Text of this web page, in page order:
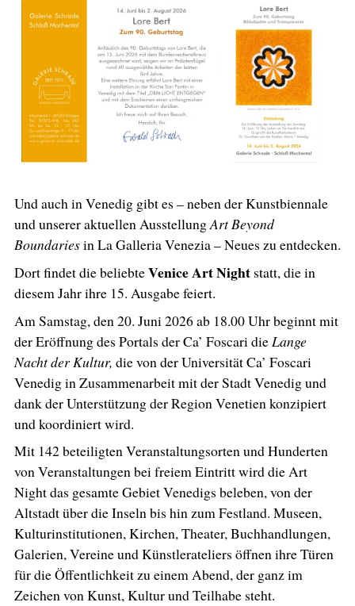
Und auch in Venedig gibt es – neben der Kunstbiennale
und unserer aktuellen AusstellungArt Beyond
Boundariesin La Galleria Venezia – Neues zu entdecken.
Dort findet die beliebteVenice Art Nightstatt, die in
diesem Jahr ihre 15. Ausgabe feiert.
Am Samstag, den 20. Juni 2026 ab 18.00 Uhr beginnt mit
der Eröffnung des Portals der Ca’ Foscari die Lange
Nacht der Kultur, die von der Universität Ca’ Foscari
Venedig in Zusammenarbeit mit der Stadt Venedig und
dank der Unterstützung der Region Venetien konzipiert
und koordiniert wird.
Mit 142 beteiligten Veranstaltungsorten und Hunderten
von Veranstaltungen bei freiem Eintritt wird die Art
Night das gesamte Gebiet Venedigs beleben, von der
Altstadt über die Inseln bis hin zum Festland. Museen,
Kulturinstitutionen, Kirchen, Theater, Buchhandlungen,
Galerien, Vereine und Künstlerateliers öffnen ihre Türen
für die Öffentlichkeit zu einem Abend, der ganz im
Zeichen von Kunst, Kultur und Teilhabe steht.